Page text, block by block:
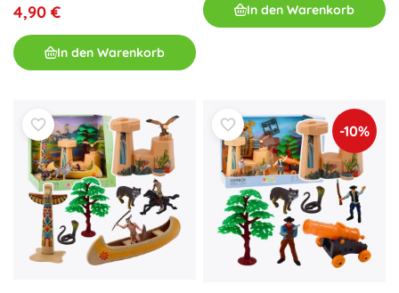
4,90 €
In den Warenkorb
In den Warenkorb
-10%